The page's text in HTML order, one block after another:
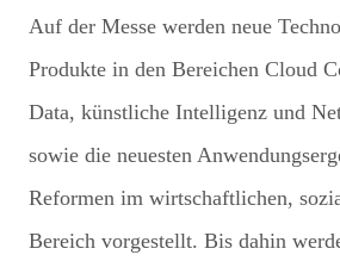
Auf der Messe werden neue
Produkte in den Bereichen Cloud
Data, künstliche Intelligenz und
sowie die neuesten
Reformen im wirtschaftlichen,
Bereich vorgestellt. Bis dahin